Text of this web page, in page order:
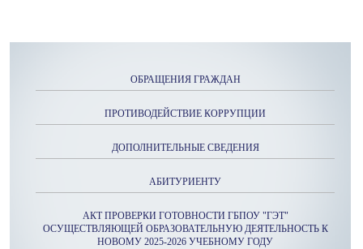
ОБРАЩЕНИЯ ГРАЖДАН
ПРОТИВОДЕЙСТВИЕ КОРРУПЦИИ
ДОПОЛНИТЕЛЬНЫЕ СВЕДЕНИЯ
АБИТУРИЕНТУ
АКТ ПРОВЕРКИ ГОТОВНОСТИ ГБПОУ "ГЭТ"
ОСУЩЕСТВЛЯЮЩЕЙ ОБРАЗОВАТЕЛЬНУЮ ДЕЯТЕЛЬНОСТЬ К
НОВОМУ 2025-2026 УЧЕБНОМУ ГОДУ